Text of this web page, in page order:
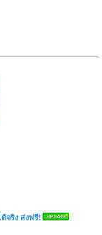
จริง ส่งฟรี!